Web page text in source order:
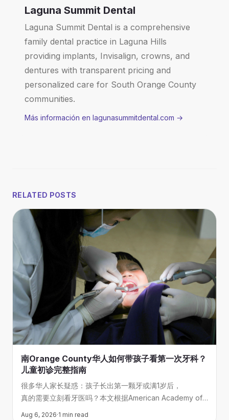
Laguna Summit Dental
Laguna Summit Dental is a comprehensive
family dental practice in Laguna Hills
providing implants, Invisalign, crowns, and
dentures with transparent pricing and
personalized care for South Orange County
communities.
Más información en lagunasummitdental.com →
RELATED POSTS
南Orange County华人如何带孩子看第一次牙科？
儿童初诊完整指南
很多华人家长疑惑：孩子长出第一颗牙或满1岁后，
真的需要立刻看牙医吗？本文根据American Academy of
Aug 6, 2026·1 min read